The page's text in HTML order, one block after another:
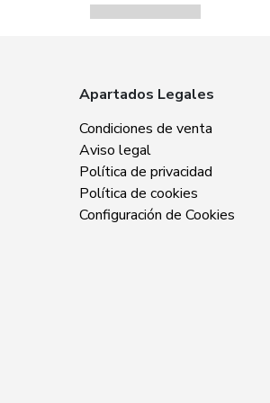
Zabba Area
15707 Santiago
Sin especificar
Apartados Legales
Condiciones de venta
Aviso legal
Política de privacidad
Política de cookies
Configuración de Cookies